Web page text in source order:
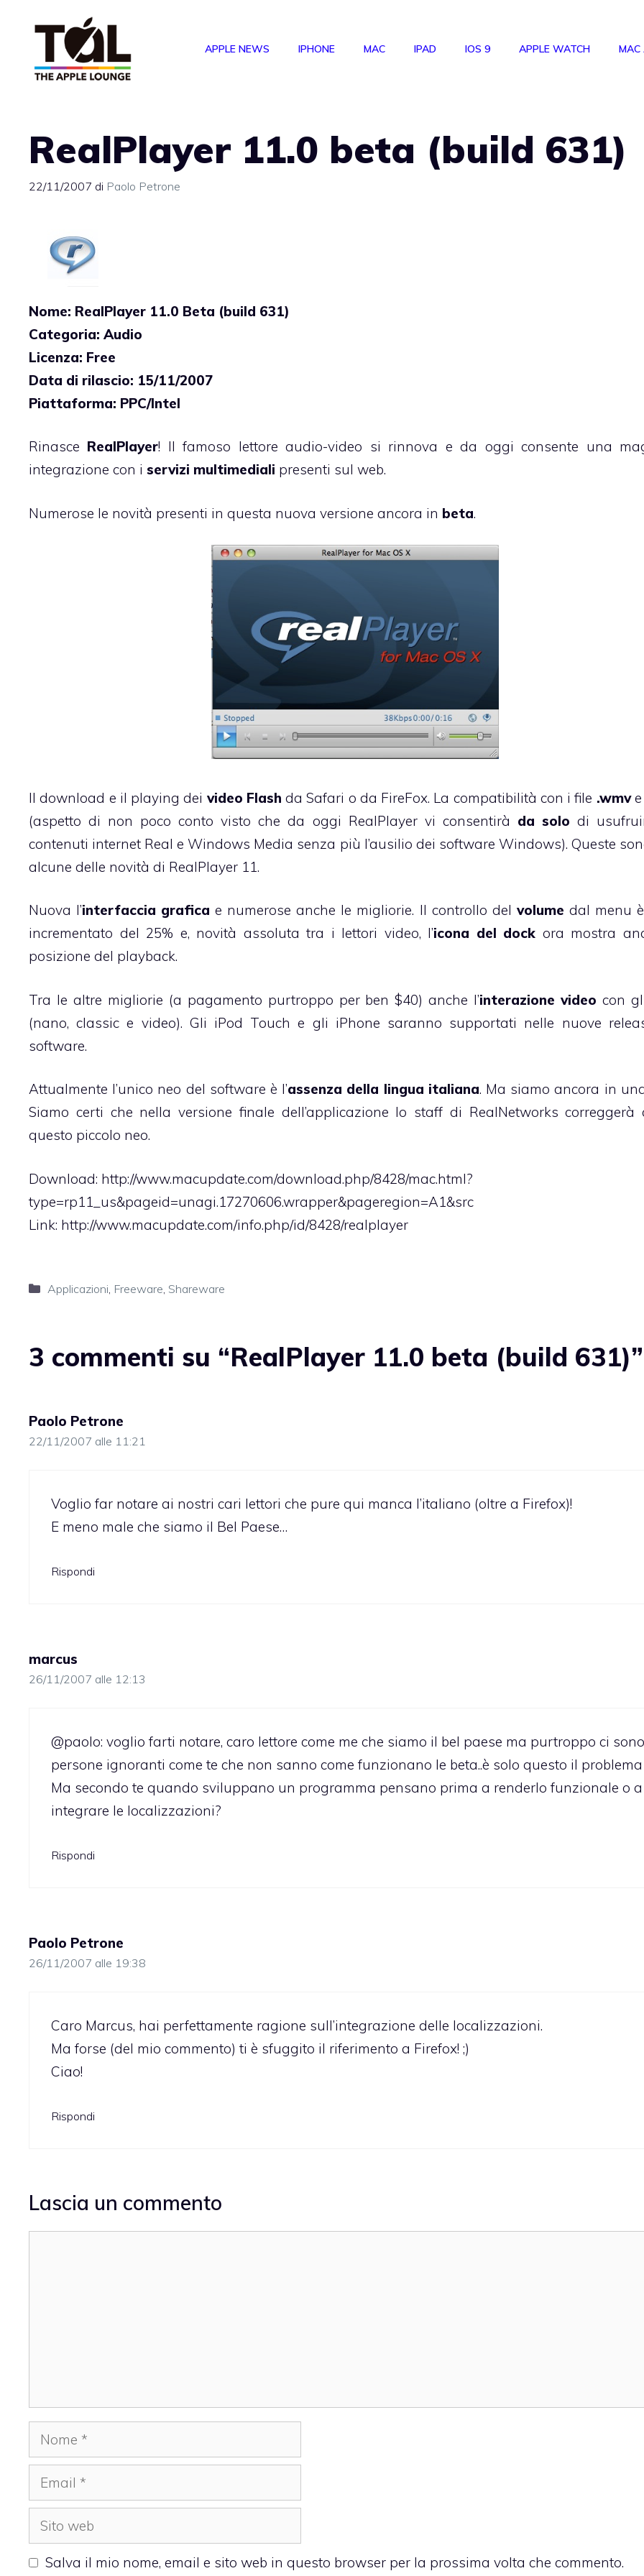
APPLE NEWS IPHONE MAC IPAD IOS 9 APPLE WATCH MAC
RealPlayer 11.0 beta (build 631)
22/11/2007 di Paolo Petrone
Nome: RealPlayer 11.0 Beta (build 631)
Categoria: Audio
Licenza: Free
Data di rilascio: 15/11/2007
Piattaforma: PPC/Intel
Rinasce RealPlayer! Il famoso lettore audio-video si rinnova e da oggi consente una
integrazione con i servizi multimediali presenti sul web.
Numerose le novità presenti in questa nuova versione ancora in beta.
Il download e il playing dei video Flash da Safari o da FireFox. La compatibilità con i file .wmv
(aspetto di non poco conto visto che da oggi RealPlayer vi consentirà da solo di
contenuti internet Real e Windows Media senza più l’ausilio dei software Windows). Queste
alcune delle novità di RealPlayer 11.
Nuova l’interfaccia grafica e numerose anche le migliorie. Il controllo del volume dal menu
incrementato del 25% e, novità assoluta tra i lettori video, l’icona del dock ora mostra
posizione del playback.
Tra le altre migliorie (a pagamento purtroppo per ben $40) anche l’interazione video con
(nano, classic e video). Gli iPod Touch e gli iPhone saranno supportati nelle nuove
software.
Attualmente l’unico neo del software è l’assenza della lingua italiana. Ma siamo ancora in
Siamo certi che nella versione finale dell’applicazione lo staff di RealNetworks correggerà
questo piccolo neo.
Download: http://www.macupdate.com/download.php/8428/mac.html?
type=rp11_us&pageid=unagi.17270606.wrapper&pageregion=A1&src
Link: http://www.macupdate.com/info.php/id/8428/realplayer
Categorie
Applicazioni Freeware Shareware
3 commenti su “RealPlayer 11.0 beta (build 631)”
Paolo Petrone
22/11/2007 alle 11:21
Voglio far notare ai nostri cari lettori che pure qui manca l’italiano (oltre a Firefox)!
E meno male che siamo il Bel Paese…
Rispondi
marcus
26/11/2007 alle 12:13
@paolo: voglio farti notare, caro lettore come me che siamo il bel paese ma purtroppo ci sono
persone ignoranti come te che non sanno come funzionano le beta..è solo questo il problema
Ma secondo te quando sviluppano un programma pensano prima a renderlo funzionale o a
integrare le localizzazioni?
Rispondi
Paolo Petrone
26/11/2007 alle 19:38
Caro Marcus, hai perfettamente ragione sull’integrazione delle localizzazioni.
Ma forse (del mio commento) ti è sfuggito il riferimento a Firefox! ;)
Ciao!
Rispondi
Lascia un commento
Nome
Email
Sito
web
Salva il mio nome, email e sito web in questo browser per la prossima volta che commento.